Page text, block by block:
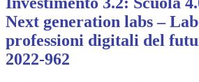
Next generation labs –
professioni digitali del
2022-962